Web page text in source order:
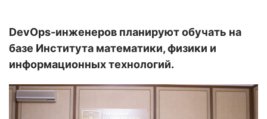
DevOps-инженеров планируют обучать на
базе Института математики, физики и
информационных технологий.